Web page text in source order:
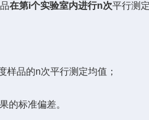
在第i个实验室内进行n次平行测
样品的n次平行测定均值；
标准偏差。